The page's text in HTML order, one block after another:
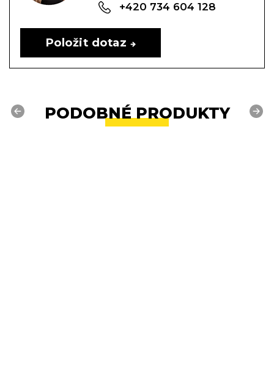
+420 734 604 128
Položit dotaz
PODOBNÉ PRODUKTY
Previous Next